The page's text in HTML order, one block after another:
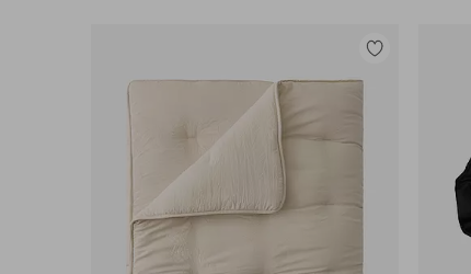
Lisää
suosikkeihin